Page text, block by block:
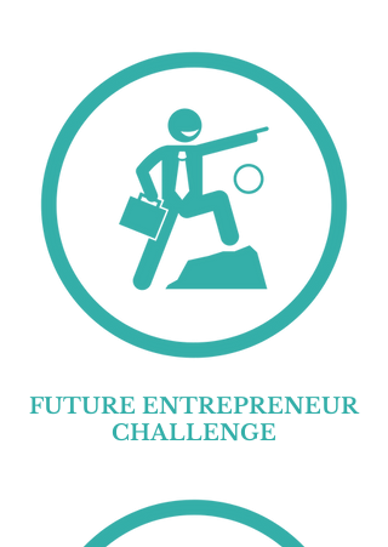
FUTURE ENTREPRENEUR
CHALLENGE